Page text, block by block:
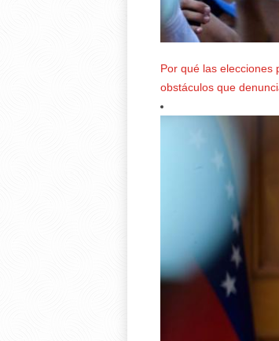
Por qué las elecciones
obstáculos que